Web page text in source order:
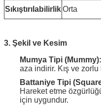
SıkıştırılabilirlikOrta
3. Şekil ve Kesim
Mumya Tipi (Mummy):
aza indirir. Kış ve
Battaniye Tipi
Hareket etme
için uygundur.